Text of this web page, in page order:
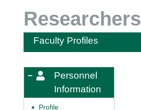
Researchers
Faculty Profiles
Personnel
Information
◆ Profile